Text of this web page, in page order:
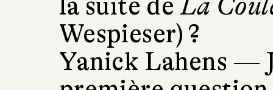
la suite deLa
Wespieser) ?
Yanick Lahens —